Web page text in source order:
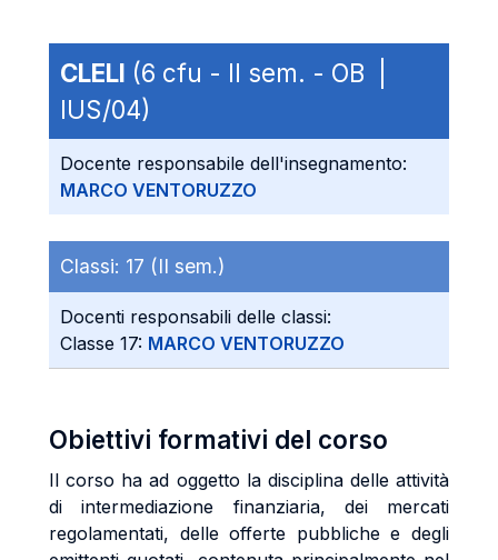
CLELI (6 cfu - II sem. - OB |
IUS/04)
Docente responsabile dell'insegnamento:
MARCO VENTORUZZO
Classi: 17 (II sem.)
Docenti responsabili delle classi:
Classe 17: MARCO VENTORUZZO
Obiettivi formativi del corso
Il corso ha ad oggetto la disciplina delle attività
di intermediazione finanziaria, dei mercati
regolamentati, delle offerte pubbliche e degli